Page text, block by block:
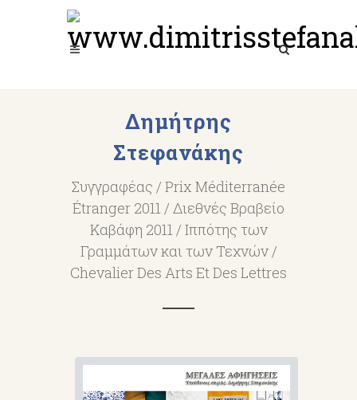
Δημήτρης
Στεφανάκης
Συγγραφέας / Prix Méditerranée
Étranger 2011 / Διεθνές Βραβείο
Καβάφη 2011 / Ιππότης των
Γραμμάτων και των Τεχνών /
Chevalier Des Arts Et Des Lettres